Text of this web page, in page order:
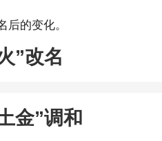
后的变化。
”改名
金”调和